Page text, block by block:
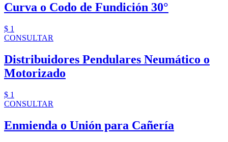
Curva o Codo de Fundición 30°
$ 1
CONSULTAR
Distribuidores Pendulares Neumático o
Motorizado
$ 1
CONSULTAR
Enmienda o Unión para Cañería